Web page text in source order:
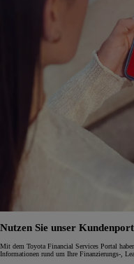
Nutzen Sie unser
Mit dem Toyota Financial Services Portal
Informationen rund um Ihre Finanzierungs-,